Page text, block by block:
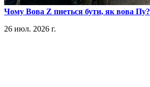
​Чому Вова Z пнеться бути, як вова Пу?
26 июл. 2026 г.